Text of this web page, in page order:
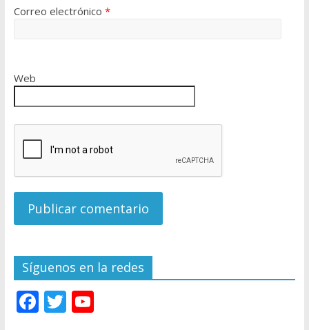
Correo electrónico *
Web
Síguenos en la redes
F T Y